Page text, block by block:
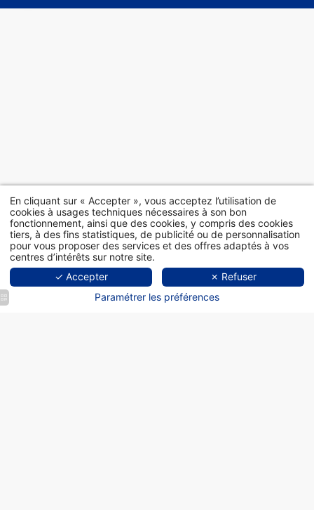
En cliquant sur « Accepter », vous acceptez l’utilisation de
cookies à usages techniques nécessaires à son bon
fonctionnement, ainsi que des cookies, y compris des cookies
tiers, à des fins statistiques, de publicité ou de personnalisation
pour vous proposer des services et des offres adaptés à vos
centres d’intérêts sur notre site.
✓ Accepter
✗ Refuser
Paramétrer les préférences